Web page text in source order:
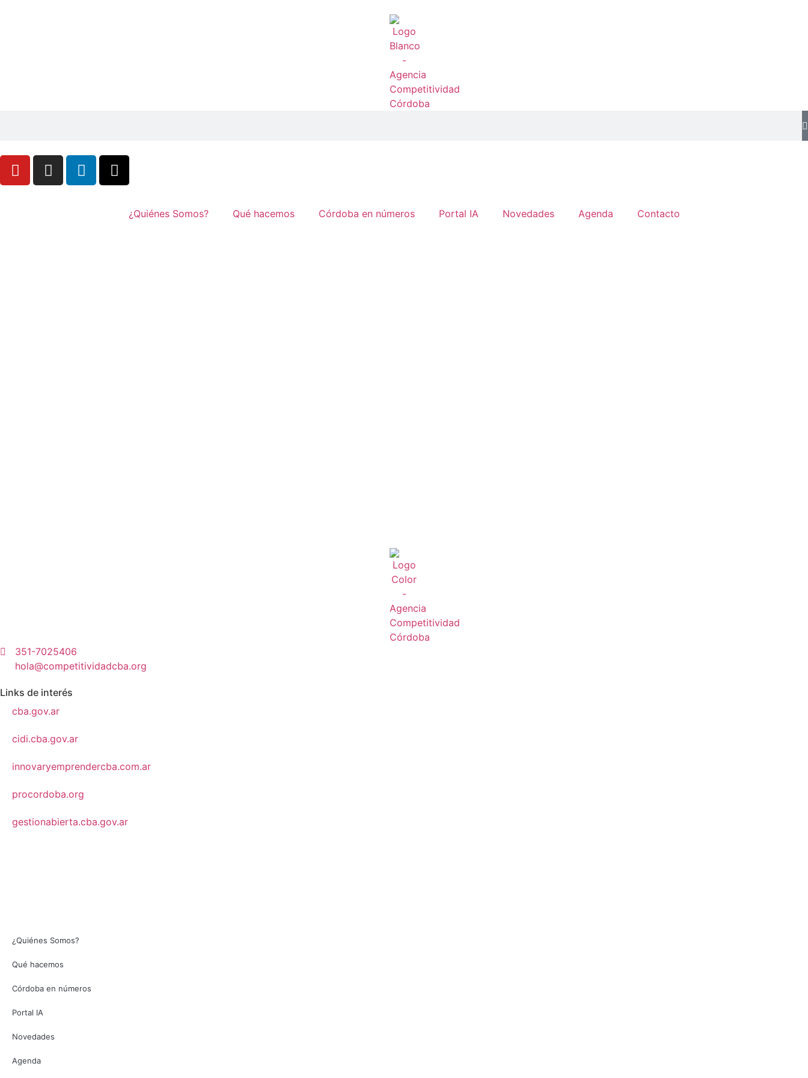
¿Quiénes Somos? Qué hacemos Córdoba en números Portal IA Novedades Agenda Contacto
351-7025406
hola@competitividadcba.org
Links de interés
cba.gov.ar
cidi.cba.gov.ar
innovaryemprendercba.com.ar
procordoba.org
gestionabierta.cba.gov.ar
¿Quiénes Somos?
Qué hacemos
Córdoba en números
Portal IA
Novedades
Agenda